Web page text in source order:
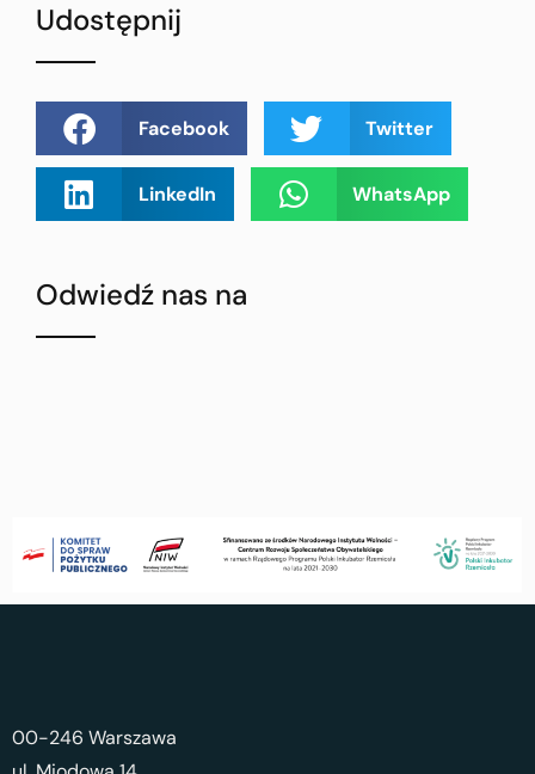
Udostępnij
Facebook Twitter
LinkedIn WhatsApp
Odwiedź nas na
00-246 Warszawa